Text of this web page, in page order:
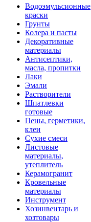
Водоэмульсионные
краски
Грунты
Колера и пасты
Декоративные
материалы
Антисептики,
масла, пропитки
Лаки
Эмали
Растворители
Шпатлевки
готовые
Пены, герметики,
клеи
Сухие смеси
Листовые
материалы,
утеплитель
Керамогранит
Кровельные
материалы
Инструмент
Хозинвентарь и
хозтовары